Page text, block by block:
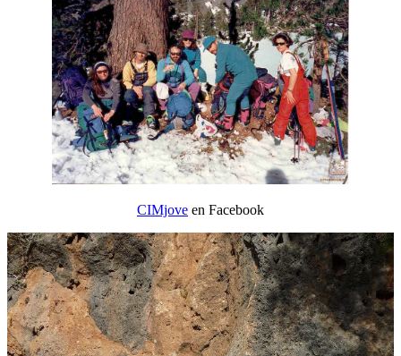
CIMjove en Facebook